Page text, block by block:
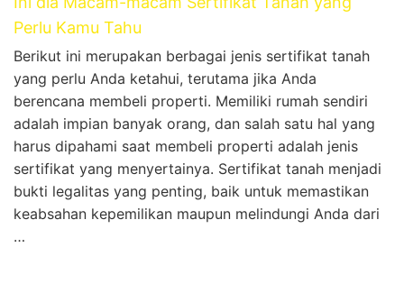
Perlu Kamu Tahu
Berikut ini merupakan berbagai jenis sertifikat tanah
yang perlu Anda ketahui, terutama jika Anda
berencana membeli properti. Memiliki rumah sendiri
adalah impian banyak orang, dan salah satu hal yang
harus dipahami saat membeli properti adalah jenis
sertifikat yang menyertainya. Sertifikat tanah menjadi
bukti legalitas yang penting, baik untuk memastikan
keabsahan kepemilikan maupun melindungi Anda dari
…